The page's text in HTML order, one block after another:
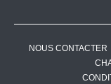
NOUS CONTACTER